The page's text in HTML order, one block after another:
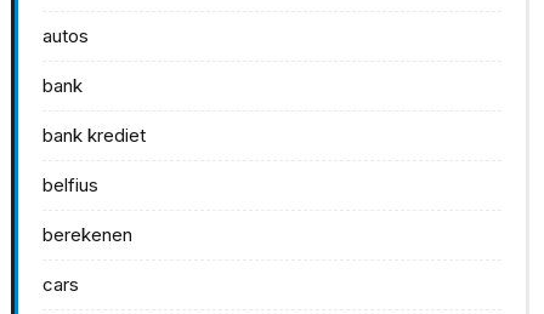
autos
bank
bank krediet
belfius
berekenen
cars